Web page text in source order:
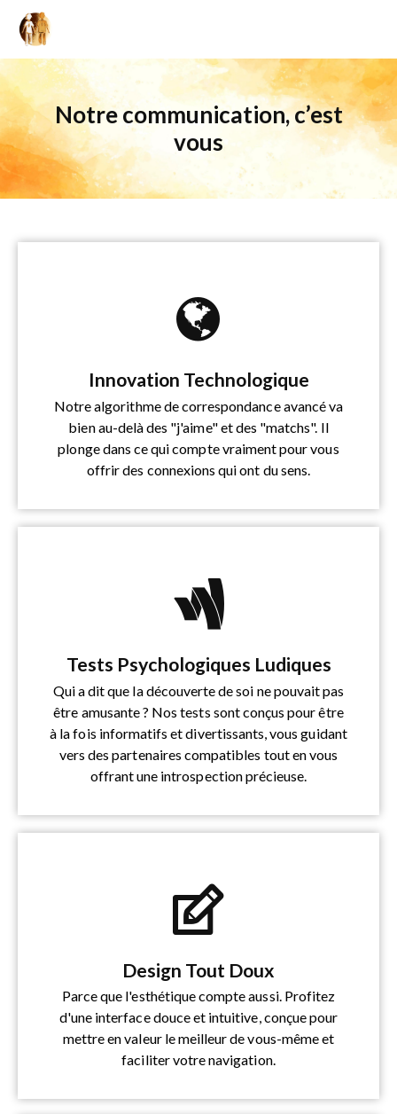
Notre communication, c’est
vous
Innovation Technologique
Notre algorithme de correspondance avancé va
bien au-delà des "j'aime" et des "matchs". Il
plonge dans ce qui compte vraiment pour vous
offrir des connexions qui ont du sens.
Tests Psychologiques Ludiques
Qui a dit que la découverte de soi ne pouvait pas
être amusante ? Nos tests sont conçus pour être
à la fois informatifs et divertissants, vous guidant
vers des partenaires compatibles tout en vous
offrant une introspection précieuse.
Design Tout Doux
Parce que l'esthétique compte aussi. Profitez
d'une interface douce et intuitive, conçue pour
mettre en valeur le meilleur de vous-même et
faciliter votre navigation.